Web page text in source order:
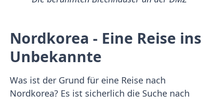
Nordkorea - Eine Reise ins
Unbekannte
Was ist der Grund für eine Reise nach
Nordkorea? Es ist sicherlich die Suche nach